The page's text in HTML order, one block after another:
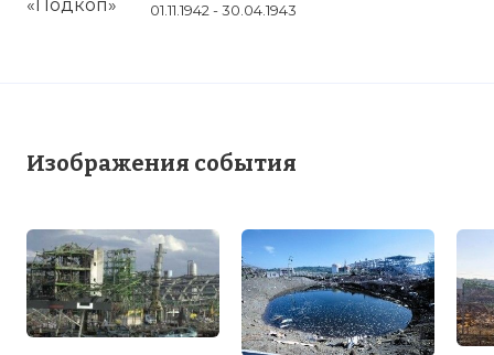
01.11.1942 - 30.04.1943
Изображения события